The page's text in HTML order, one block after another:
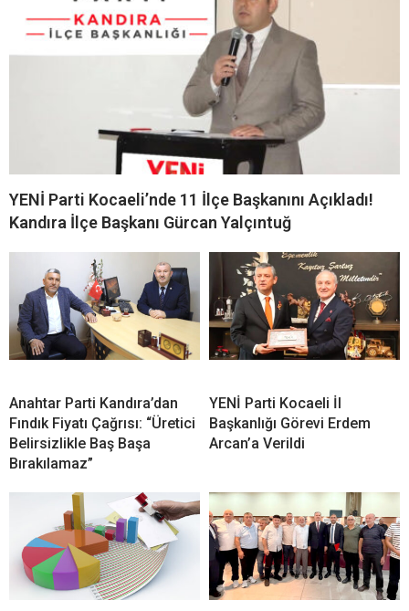
YENİ Parti Kocaeli’nde 11 İlçe Başkanını Açıkladı!
Kandıra İlçe Başkanı Gürcan Yalçıntuğ
Anahtar Parti Kandıra’dan
Fındık Fiyatı Çağrısı: “Üretici
Belirsizlikle Baş Başa
Bırakılamaz”
YENİ Parti Kocaeli İl
Başkanlığı Görevi Erdem
Arcan’a Verildi